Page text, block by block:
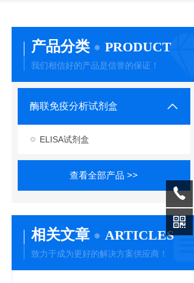
产品分类 PRODUCT
我们相信好的产品是信誉的保证！
酶联免疫分析试剂盒
ELISA试剂盒
查看全部产品 >>
相关文章 ARTICLES
致力于成为更好的解决方案供应商！